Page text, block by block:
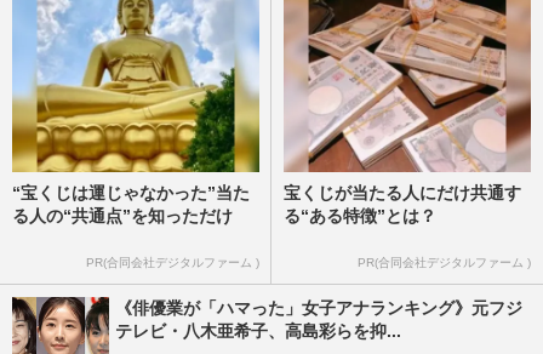
“宝くじは運じゃなかった”当た
る人の“共通点”を知っただけ
PR(合同会社デジタルファーム )
宝くじが当たる人にだけ共通す
る“ある特徴”とは？
PR(合同会社デジタルファーム )
《俳優業が「ハマった」女子アナランキング》元フジ
テレビ・八木亜希子、高島彩らを抑...